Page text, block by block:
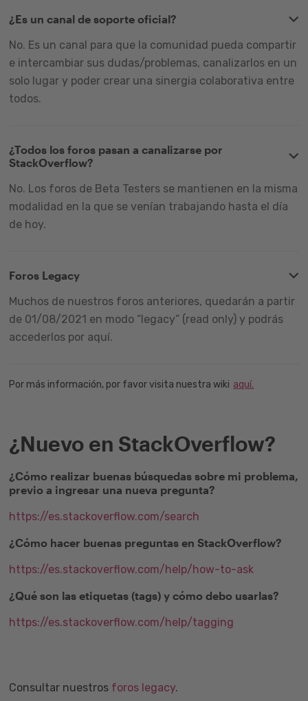
¿Es un canal de soporte oficial?
No. Es un canal para que la comunidad pueda compartir
e intercambiar sus dudas/problemas, canalizarlos en un
solo lugar y poder crear una sinergia colaborativa entre
todos.
¿Todos los foros pasan a canalizarse por
StackOverflow?
No. Los foros de Beta Testers se mantienen en la misma
modalidad en la que se venían trabajando hasta el día
de hoy.
Foros Legacy
Muchos de nuestros foros anteriores, quedarán a partir
de 01/08/2021 en modo “legacy” (read only) y podrás
accederlos por aquí.
Por más información, por favor visita nuestra wiki aquí.
¿Nuevo en StackOverflow?
¿Cómo realizar buenas búsquedas sobre mi problema,
previo a ingresar una nueva pregunta?
https://es.stackoverflow.com/search
¿Cómo hacer buenas preguntas en StackOverflow?
https://es.stackoverflow.com/help/how-to-ask
¿Qué son las etiquetas (tags) y cómo debo usarlas?
https://es.stackoverflow.com/help/tagging
Consultar nuestros foros legacy.